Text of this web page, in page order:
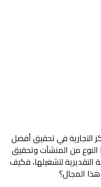
التجارية في تحقيق أفضل
النوع من المنشآت وتحقيق
لتشغيلها، فكيف
المجال؟